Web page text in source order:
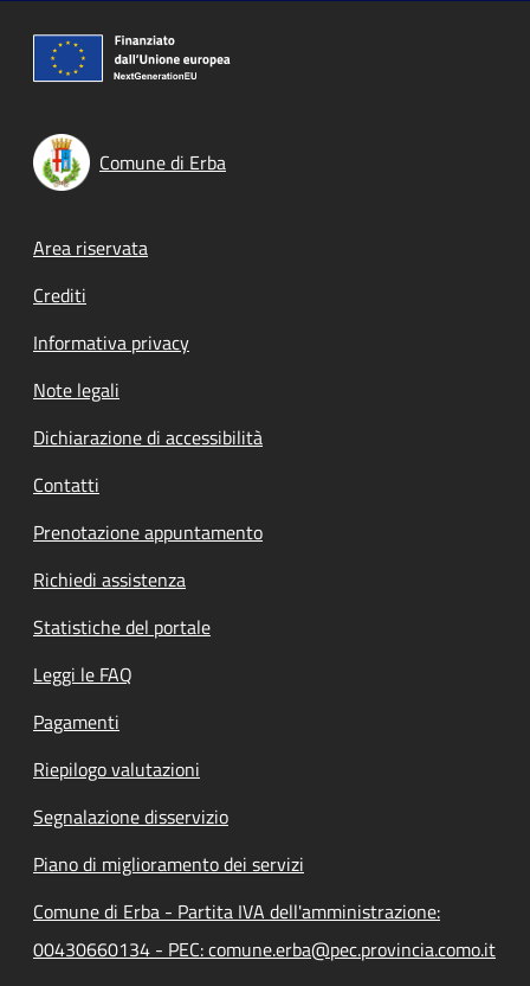
Comune di Erba
Footer menu
Area riservata
Crediti
Informativa privacy
Note legali
Dichiarazione di accessibilità
Contatti
Prenotazione appuntamento
Richiedi assistenza
Statistiche del portale
Leggi le FAQ
Pagamenti
Riepilogo valutazioni
Segnalazione disservizio
Piano di miglioramento dei servizi
Comune di Erba - Partita IVA dell'amministrazione:
00430660134 - PEC: comune.erba@pec.provincia.como.it